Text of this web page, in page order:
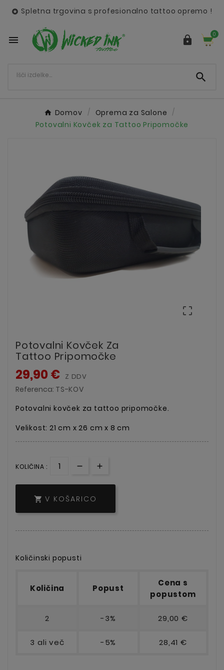
 Spletna trgovina s profesionalno tattoo opremo !
  0

Domov
Oprema za Salone
Potovalni Kovček za Tattoo Pripomočke

Potovalni Kovček Za
Tattoo Pripomočke
29,90 € Z DDV
Referenca: TS-KOV
Potovalni kovček za tattoo pripomočke.
Velikost: 21 cm x 26 cm x 8 cm
KOLIČINA :
 V KOŠARICO
Količinski popusti
Količina Popust
Cena s
popustom
2 -3% 29,00 €
3 ali več -5% 28,41 €